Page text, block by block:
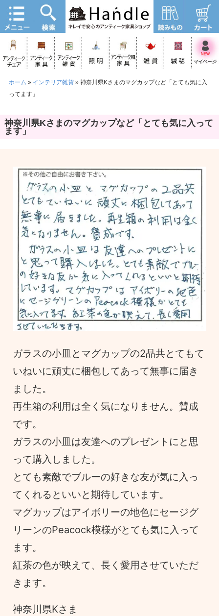
ホーム » インテリア雑貨» 神奈川県Kさまのマグカップなど「とても気に入
ってます」
神奈川県Kさまのマグカップなど「とても気に入って
ます」
ガラスの小皿とマグカップの2品共とてもて
いねいに頑丈に梱包してあって無事に届き
ました。
再生箱の利用は全く気になりません。賛成
です。
ガラスの小皿は友達へのプレゼントにと思
って購入しました。
とても素敵でブルーの好きな友が気に入っ
てくれるといいと期待しています。
マグカップはアイボリーの地色にセージグ
リーンのPeacock模様がとても気に入って
ます。
紅茶の色が映えて、長く愛用させていただ
きます。
神奈川県Kさま